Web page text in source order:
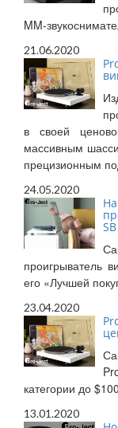
MM-
21.06.2020
в своей
массивным
прецизионным
24.05.2020
SB
проигрыватель
его «Лучшей
23.04.2020
категории до
13.01.2020